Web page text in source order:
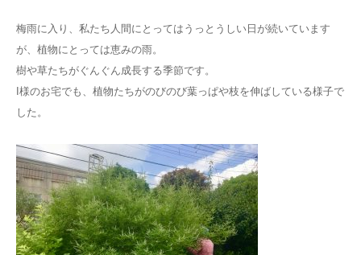
梅雨に入り、私たち人間にとってはうっとうしい日が続いています
が、植物にとっては恵みの雨。
樹や草たちがぐんぐん成長する季節です。
I様のお宅でも、植物たちがのびのび葉っぱや枝を伸ばしている様子で
した。